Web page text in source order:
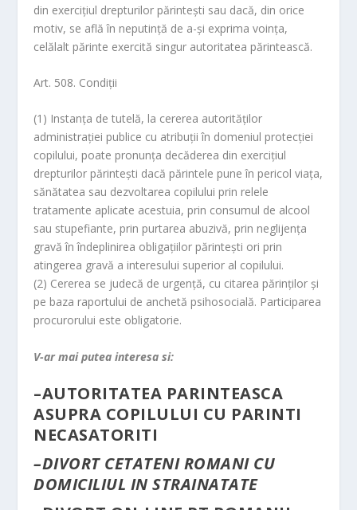
din exerciţiul drepturilor părinteşti sau dacă, din orice
motiv, se află în neputinţă de a-şi exprima voinţa,
celălalt părinte exercită singur autoritatea părintească.
Art. 508. Condiţii
(1) Instanţa de tutelă, la cererea autorităţilor
administraţiei publice cu atribuţii în domeniul protecţiei
copilului, poate pronunţa decăderea din exerciţiul
drepturilor părinteşti dacă părintele pune în pericol viaţa,
sănătatea sau dezvoltarea copilului prin relele
tratamente aplicate acestuia, prin consumul de alcool
sau stupefiante, prin purtarea abuzivă, prin neglijenţa
gravă în îndeplinirea obligaţiilor părinteşti ori prin
atingerea gravă a interesului superior al copilului.
(2) Cererea se judecă de urgenţă, cu citarea părinţilor şi
pe baza raportului de anchetă psihosocială. Participarea
procurorului este obligatorie.
V-ar mai putea interesa si:
–AUTORITATEA PARINTEASCA
ASUPRA COPILULUI CU PARINTI
NECASATORITI
–DIVORT CETATENI ROMANI CU
DOMICILIUL IN STRAINATATE